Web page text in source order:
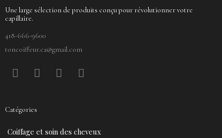
Une large sélection de produits conçu pour révolutionner votre
capillaire.
418-666-9600
toncoiffeur.ca@gmail.com
F
a
b
o
P
i
e
Y
o
b
I
n
Catégories
Coiffage et soin des cheveux